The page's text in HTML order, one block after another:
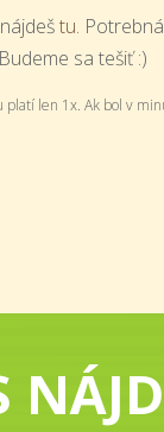
tu.
sa tešiť :)
platí len 1x. Ak bol v